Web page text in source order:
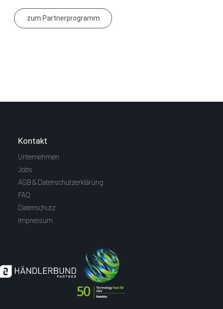
zum Partnerprogramm
Kontakt
Unternehmen
Jobs
AGB & Datenschutzerklärung
FAQ
Datenschutz
Impressum